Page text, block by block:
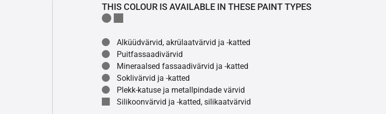
THIS COLOUR IS AVAILABLE IN THESE PAINT TYPES
Alküüdvärvid, akrülaatvärvid ja -katted
Puitfassaadivärvid
Mineraalsed fassaadivärvid ja -katted
Soklivärvid ja -katted
Plekk-katuse ja metallpindade värvid
Silikoonvärvid ja -katted, silikaatvärvid